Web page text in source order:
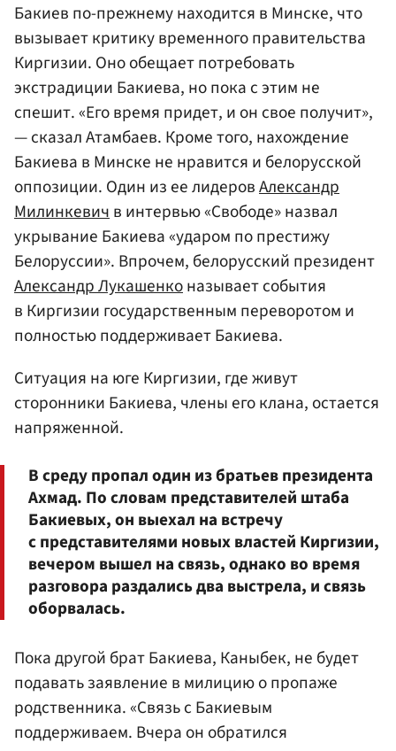
Бакиев по-прежнему находится в Минске, что
вызывает критику временного правительства
Киргизии. Оно обещает потребовать
экстрадиции Бакиева, но пока с этим не
спешит. «Его время придет, и он свое получит»,
— сказал Атамбаев. Кроме того, нахождение
Бакиева в Минске не нравится и белорусской
оппозиции. Один из ее лидеровАлександр
Милинкевичв интервью «Свободе» назвал
укрывание Бакиева «ударом по престижу
Белоруссии». Впрочем, белорусский президент
Александр Лукашенконазывает события
в Киргизии государственным переворотом и
полностью поддерживает Бакиева.
Ситуация на юге Киргизии, где живут
сторонники Бакиева, члены его клана, остается
напряженной.
В среду пропал один из братьев президента
Ахмад. По словам представителей штаба
Бакиевых, он выехал на встречу
с представителями новых властей Киргизии,
вечером вышел на связь, однако во время
разговора раздались два выстрела, и связь
оборвалась.
Пока другой брат Бакиева, Каныбек, не будет
подавать заявление в милицию о пропаже
родственника. «Связь с Бакиевым
поддерживаем. Вчера он обратился